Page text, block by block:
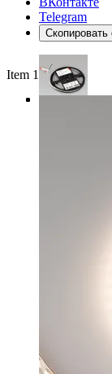
Telegram
Скопировать
Item 1 of 4